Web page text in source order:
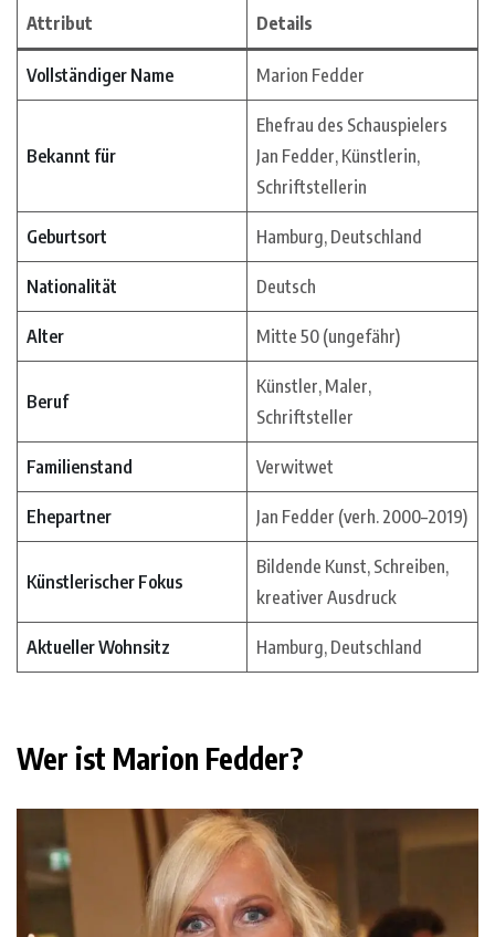
Attribut Details
Vollständiger Name Marion Fedder
Bekannt für
Ehefrau des Schauspielers
Jan Fedder, Künstlerin,
Schriftstellerin
Geburtsort Hamburg, Deutschland
Nationalität Deutsch
Alter Mitte 50 (ungefähr)
Beruf
Künstler, Maler,
Schriftsteller
Familienstand Verwitwet
Ehepartner Jan Fedder (verh. 2000–2019)
Künstlerischer Fokus
Bildende Kunst, Schreiben,
kreativer Ausdruck
Aktueller Wohnsitz Hamburg, Deutschland
Wer ist Marion Fedder?